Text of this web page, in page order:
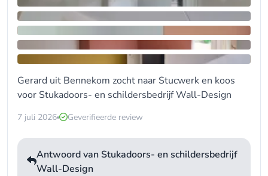
Gerard uit Bennekom zocht naar Stucwerken koos
voor Stukadoors- en schildersbedrijf Wall-Design
7 juli 2026 Geverifieerde review
Antwoord van Stukadoors- en schildersbedrijf
Wall-Design